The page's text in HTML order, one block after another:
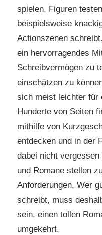
spielen, Figuren
beispielsweise
Actionszenen
ein hervorragendes
Schreibvermögen zu
einschätzen zu
sich meist leichter für
Hunderte von Seiten
mithilfe von
entdecken und in der
dabei nicht
und Romane stellen
Anforderungen. Wer
schreibt, muss
sein, einen tollen
umgekehrt.